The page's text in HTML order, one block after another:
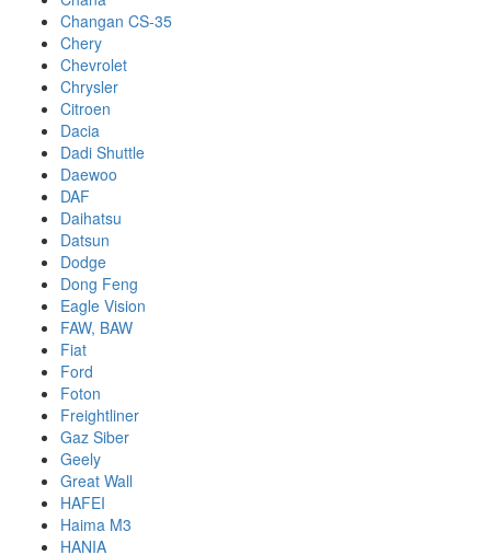
Changan CS-35
Chery
Chevrolet
Chrysler
Citroen
Dacia
Dadi Shuttle
Daewoo
DAF
Daihatsu
Datsun
Dodge
Dong Feng
Eagle Vision
FAW, BAW
Fiat
Ford
Foton
Freightliner
Gaz Siber
Geely
Great Wall
HAFEI
Haima M3
HANIA